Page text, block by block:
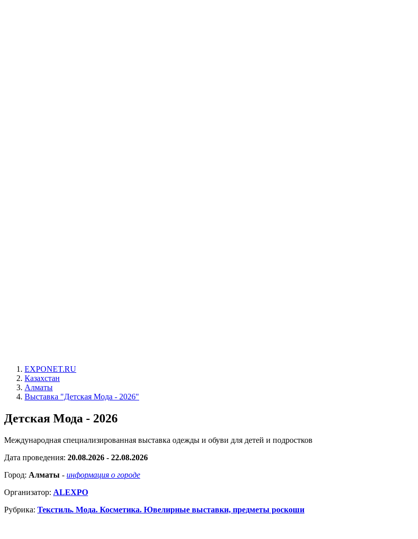
EXPONET.RU
Казахстан
Алматы
Выставка "Детская Мода - 2026"
Детская Мода - 2026
Международная специализированная выставка одежды и обуви для детей и подростков
Дата проведения: 20.08.2026 - 22.08.2026
Город: Алматы - информация о городе
Организатор: ALEXPO
Рубрика: Текстиль. Мода. Косметика. Ювелирные выставки, предметы роскоши